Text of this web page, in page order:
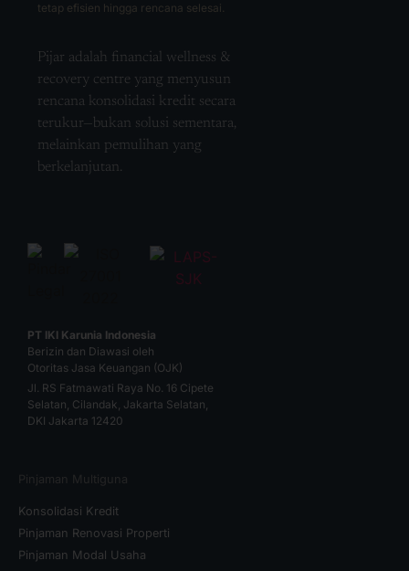
Pijar adalah financial wellness &
recovery centre yang menyusun
rencana konsolidasi kredit secara
terukur—bukan solusi sementara,
melainkan pemulihan yang
berkelanjutan.
tetap efisien hingga rencana selesai.
PT IKI Karunia Indonesia
Berizin dan Diawasi oleh
Otoritas Jasa Keuangan (OJK)
Jl. RS Fatmawati Raya No. 16 Cipete
Selatan, Cilandak, Jakarta Selatan,
DKI Jakarta 12420
Pinjaman Multiguna
Konsolidasi Kredit
Pinjaman Renovasi Properti
Pinjaman Modal Usaha